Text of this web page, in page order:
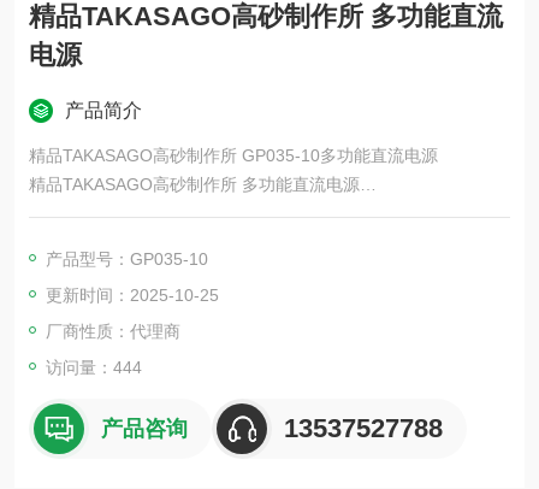
精品TAKASAGO高砂制作所 多功能直流
电源
产品简介
精品TAKASAGO高砂制作所 GP035-10多功能直流电源
精品TAKASAGO高砂制作所 多功能直流电源
件，能够在不同的负载条件下保持输出电压和电流的稳定性，减
少电压波动和电流纹波，为负载设备提供可靠的电力供应。
产品型号：GP035-10
更新时间：2025-10-25
厂商性质：代理商
访问量：444
产品咨询 13537527788